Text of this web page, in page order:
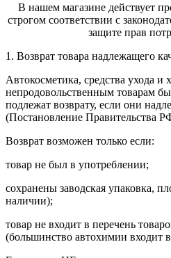
В нашем магазине действует
строгом соответствии с
защите прав
1. Возврат товара надлежащего
Автокосметика, средства ухода и
непродовольственным товарам
подлежат возврату, если они
(Постановление Правительства
Возврат возможен только если:
товар не был в употреблении;
сохранены заводская упаковка,
наличии);
товар не входит в перечень
(большинство автохимии входит